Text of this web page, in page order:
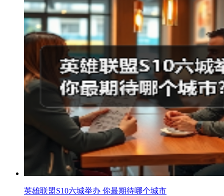
英雄联盟S10六城举办 你最期待哪个城市